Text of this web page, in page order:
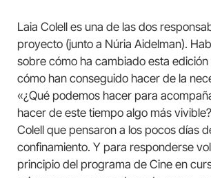
Laia Colell es una de las dos
proyecto (junto a Núria Aidelman).
sobre cómo ha cambiado esta
cómo han conseguido hacer de la
«¿Qué podemos hacer para
hacer de este tiempo algo más
Colell que pensaron a los pocos días
confinamiento. Y para responderse
principio del programa de Cine en